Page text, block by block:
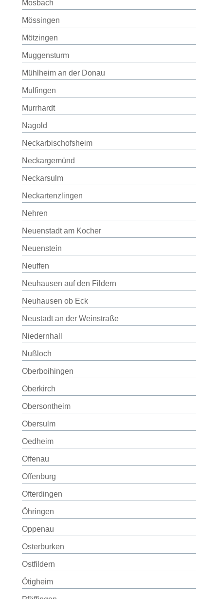
Mosbach
Mössingen
Mötzingen
Muggensturm
Mühlheim an der Donau
Mulfingen
Murrhardt
Nagold
Neckarbischofsheim
Neckargemünd
Neckarsulm
Neckartenzlingen
Nehren
Neuenstadt am Kocher
Neuenstein
Neuffen
Neuhausen auf den Fildern
Neuhausen ob Eck
Neustadt an der Weinstraße
Niedernhall
Nußloch
Oberboihingen
Oberkirch
Obersontheim
Obersulm
Oedheim
Offenau
Offenburg
Ofterdingen
Öhringen
Oppenau
Osterburken
Ostfildern
Ötigheim